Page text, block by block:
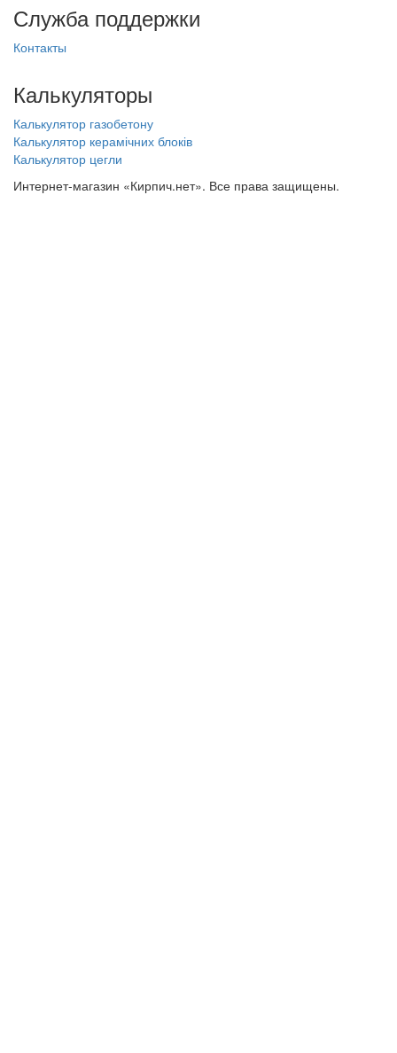
Служба поддержки
Контакты
Калькуляторы
Калькулятор газобетону
Калькулятор керамічних блоків
Калькулятор цегли
Интернет-магазин «Кирпич.нет». Все права защищены.